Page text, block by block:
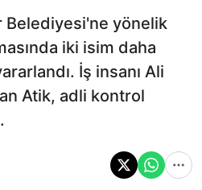
Belediyesi'ne yönelik
iki isim daha
İş insanı Ali
Atik, adli kontrol